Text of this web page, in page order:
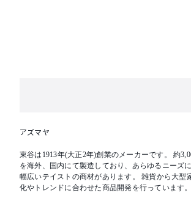
アズマヤ
東谷は1913年(大正2年)創業のメーカーです。 約3,000アイテムの商材
を海外、国内にて製造しており、あらゆるニーズ
幅広いテイストの商材があります。 雑貨から大型家具まで、時代の変
化やトレンドに合わせた商品開発を行っています。